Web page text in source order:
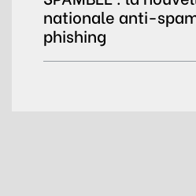
nationale anti-
phishing